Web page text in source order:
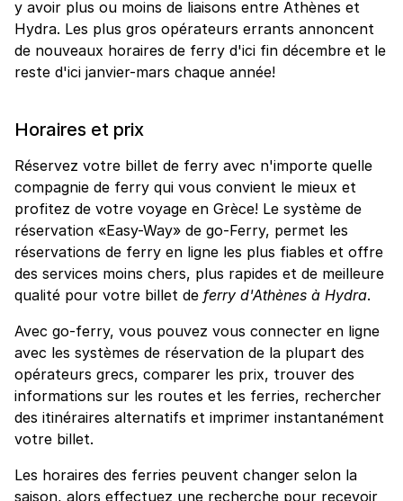
y avoir plus ou moins de liaisons entre Athènes et
Hydra. Les plus gros opérateurs errants annoncent
de nouveaux horaires de ferry d'ici fin décembre et le
reste d'ici janvier-mars chaque année!
Horaires et prix
Réservez votre billet de ferry avec n'importe quelle
compagnie de ferry qui vous convient le mieux et
profitez de votre voyage en Grèce! Le système de
réservation «Easy-Way» de go-Ferry, permet les
réservations de ferry en ligne les plus fiables et offre
des services moins chers, plus rapides et de meilleure
qualité pour votre billet de ferry d'Athènes à Hydra.
Avec go-ferry, vous pouvez vous connecter en ligne
avec les systèmes de réservation de la plupart des
opérateurs grecs, comparer les prix, trouver des
informations sur les routes et les ferries, rechercher
des itinéraires alternatifs et imprimer instantanément
votre billet.
Les horaires des ferries peuvent changer selon la
saison, alors effectuez une recherche pour recevoir